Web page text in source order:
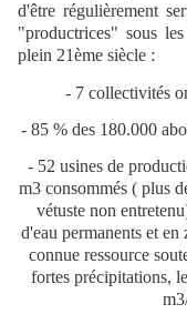
d'être régulièrement
"productrices" sous
plein 21ème siècle :
- 7 collectivités
- 85 % des 180.000
- 52 usines de
m3 consommés ( plus
vétuste non
d'eau permanents et en
connue ressource
fortes précipitations,